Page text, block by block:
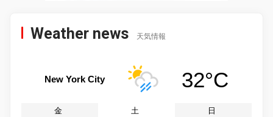
Weather news 天気情報
New York City 32°C
金 土 日